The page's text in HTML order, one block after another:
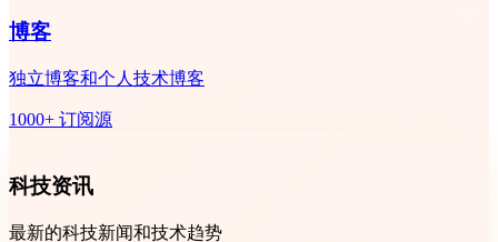
博客
独立博客和个人技术博客
1000+ 订阅源
科技资讯
最新的科技新闻和技术趋势